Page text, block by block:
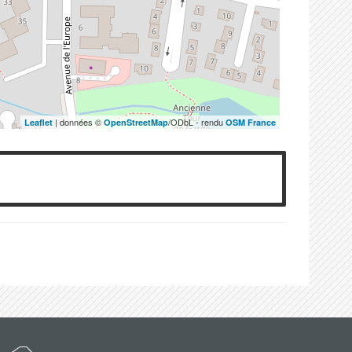
Leaflet | données ©OpenStreetMap/ODbL - renduOSM France